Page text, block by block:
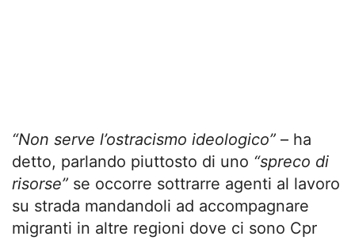
“Non serve l’ostracismo ideologico” – ha
detto, parlando piuttosto di uno “spreco di
risorse” se occorre sottrarre agenti al lavoro
su strada mandandoli ad accompagnare
migranti in altre regioni dove ci sono Cpr